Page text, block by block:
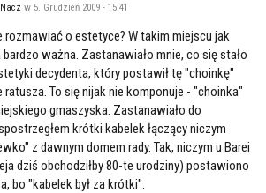
w 5. Grudzień 2009 - 15:41
rozmawiać o estetyce? W takim miejscu jak
bardzo ważna. Zastanawiało mnie, co się stało
decydenta, który postawił tę "choinkę"
ratusza. To się nijak nie komponuje - "choinka"
gmaszyska. Zastanawiało do
krótki kabelek łączący niczym
z dawnym domem rady. Tak, niczym u Barei
dziś obchodziłby 80-te urodziny) postawiono
bo "kabelek był za krótki".